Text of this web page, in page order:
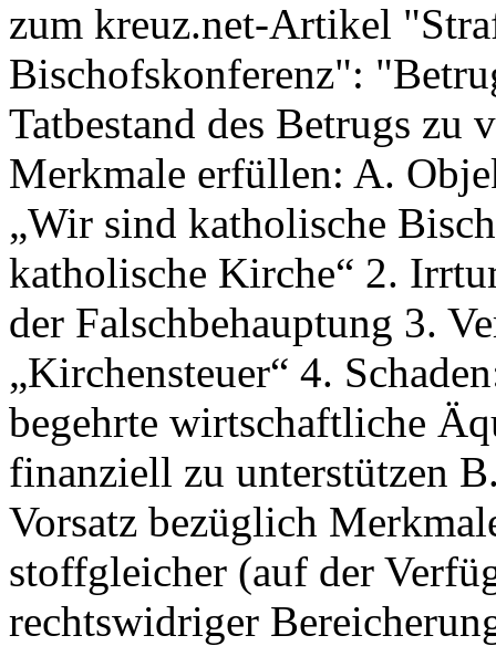
zum kreuz.net-Artikel
Bischofskonferenz":
Tatbestand des Betrugs zu
Merkmale erfüllen: A.
„Wir sind katholische
katholische Kirche“ 2.
der Falschbehauptung 3.
„Kirchensteuer“ 4.
begehrte wirtschaftliche
finanziell zu unterstützen
Vorsatz bezüglich
stoffgleicher (auf der
rechtswidriger